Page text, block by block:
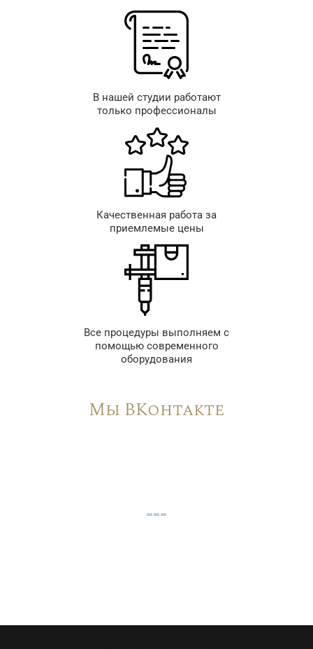
В нашей студии работают
только профессионалы
Качественная работа за
приемлемые цены
Все процедуры выполняем с
помощью современного
оборудования
Мы ВКонтакте